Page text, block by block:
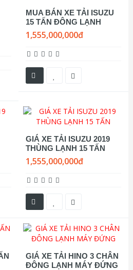
MUA BÁN XE TẢI ISUZU
15 TẤN ĐÔNG LẠNH
1,555,000,000đ
GIÁ XE TẢI ISUZU 2019
THÙNG LẠNH 15 TẤN
1,555,000,000đ
GIÁ XE TẢI HINO 3 CHÂN
ĐÔNG LẠNH MÁY ĐỨNG